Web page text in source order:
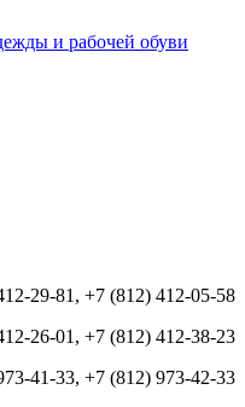
29-81, +7 (812) 412-05-58
26-01, +7 (812) 412-38-23
41-33, +7 (812) 973-42-33